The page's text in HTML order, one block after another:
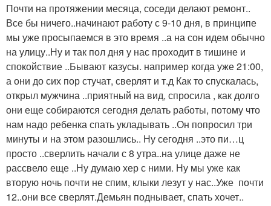
Почти на протяжении месяца, соседи делают ремонт..
Все бы ничего..начинают работу с 9-10 дня, в принципе
мы уже просыпаемся в это время ..а на сон идем обычно
на улицу..Ну и так пол дня у нас проходит в тишине и
спокойствие ..Бывают казусы. например когда уже 21:00,
а они до сих пор стучат, сверлят и т.д Как то спускалась,
открыл мужчина ..приятный на вид, спросила , как долго
они еще собираются сегодня делать работы, потому что
нам надо ребенка спать укладывать ..Он попросил три
минуты и на этом разошлись.. Ну сегодня ..это пи…ц
просто ..сверлить начали с 8 утра..на улице даже не
рассвело еще ..Ну думаю хер с ними. Ну мы уже как
вторую ночь почти не спим, клыки лезут у нас..Уже почти
12..они все сверлят.Демьян поднывает, спать хочет..